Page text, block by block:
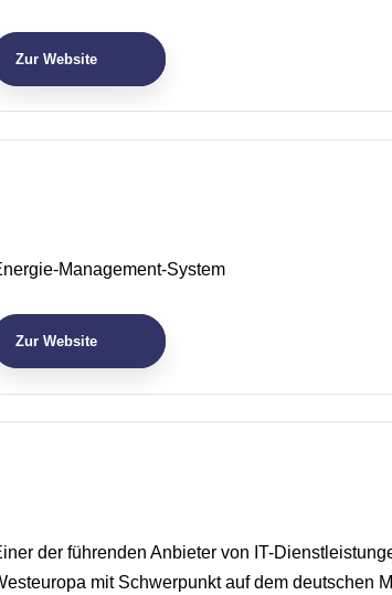
Zur Website
Management-System
Zur Website
der führenden Anbieter von IT-
mit Schwerpunkt auf dem deutschen